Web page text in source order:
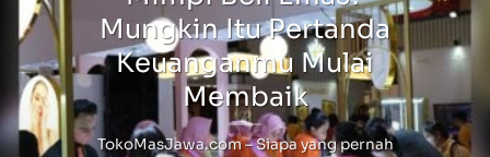
Mungkin Itu Pertanda
Keuanganmu Mulai
Membaik
TokoMasJawa.com – Siapa yang pernah